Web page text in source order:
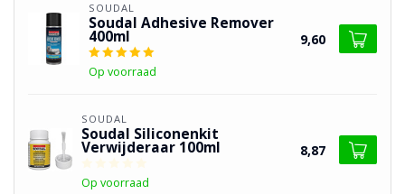
SOUDAL
Soudal Adhesive Remover
400ml
Op voorraad
9,60
SOUDAL
Soudal Siliconenkit
Verwijderaar 100ml
Op voorraad
8,87